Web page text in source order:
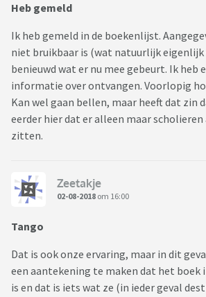
Heb gemeld
Ik heb gemeld in de boekenlijst.
niet bruikbaar is (wat natuurlijk eigenlijk
benieuwd wat er nu mee gebeurt. Ik heb
informatie over ontvangen. Voorlopig
Kan wel gaan bellen, maar heeft dat zin
eerder hier dat er alleen maar
zitten.
Zeetakje
02-08-2018 om 16:00
Tango
Dat is ook onze ervaring, maar in dit
een aantekening te maken dat het boek
is en dat is iets wat ze (in ieder geval